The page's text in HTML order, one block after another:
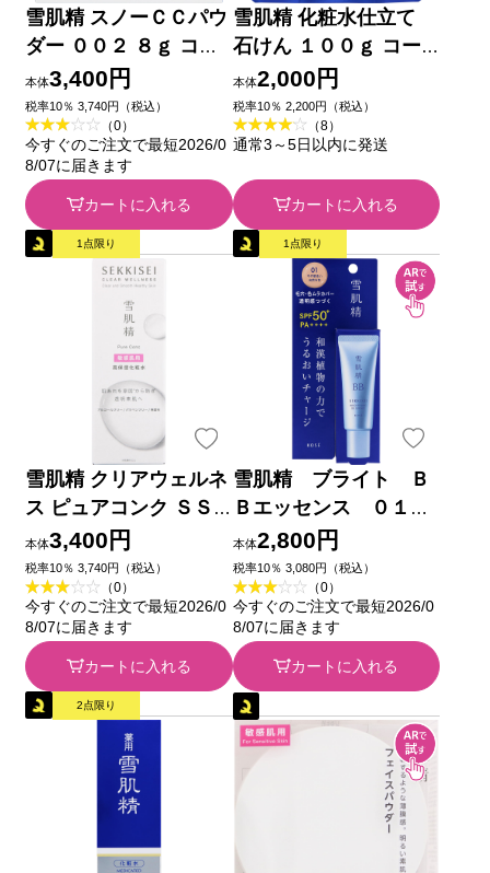
雪肌精 スノーＣＣパウ
ダー ００２ ８ｇ コー
セー
本体3,400円
税率10％ 3,740円（税込）
（0）
今すぐのご注文で最短2026/0
8/07に届きます
カートに入れる
雪肌精 化粧水仕立て
石けん １００ｇ コー
セー
本体2,000円
税率10％ 2,200円（税込）
（8）
通常3～5日以内に発送
カートに入れる
1点限り
雪肌精 クリアウェルネ
ス ピュアコンク ＳＳ
２００ｍＬ コーセー
本体3,400円
税率10％ 3,740円（税込）
（0）
今すぐのご注文で最短2026/0
8/07に届きます
カートに入れる
1点限り
雪肌精 ブライト Ｂ
Ｂエッセンス ０１
やや明るい自然な色 ３
０ｇ コーセー
本体2,800円
税率10％ 3,080円（税込）
（0）
今すぐのご注文で最短2026/0
8/07に届きます
カートに入れる
2点限り